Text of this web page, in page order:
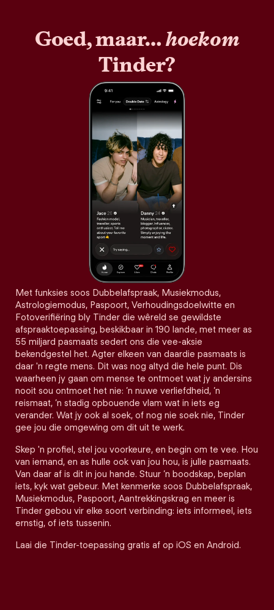
Goed, maar…hoekom
Tinder?
Met funksies soos Dubbelafspraak, Musiekmodus,
Astrologiemodus, Paspoort, Verhoudingsdoelwitte en
Fotoverifiëring bly Tinder die wêreld se gewildste
afspraaktoepassing, beskikbaar in 190 lande, met meer as
55 miljard pasmaats sedert ons die vee-aksie
bekendgestel het. Agter elkeen van daardie pasmaats is
daar 'n regte mens. Dit was nog altyd die hele punt. Dis
waarheen jy gaan om mense te ontmoet wat jy andersins
nooit sou ontmoet het nie: ’n nuwe verliefdheid, ’n
reismaat, ’n stadig opbouende vlam wat in iets eg
verander. Wat jy ook al soek, of nog nie soek nie, Tinder
gee jou die omgewing om dit uit te werk.
Skep 'n profiel, stel jou voorkeure, en begin om te vee. Hou
van iemand, en as hulle ook van jou hou, is julle pasmaats.
Van daar af is dit in jou hande. Stuur ’n boodskap, beplan
iets, kyk wat gebeur. Met kenmerke soos Dubbelafspraak,
Musiekmodus, Paspoort, Aantrekkingskrag en meer is
Tinder gebou vir elke soort verbinding: iets informeel, iets
ernstig, of iets tussenin.
Laai die Tinder-toepassing gratis af op iOS en Android.